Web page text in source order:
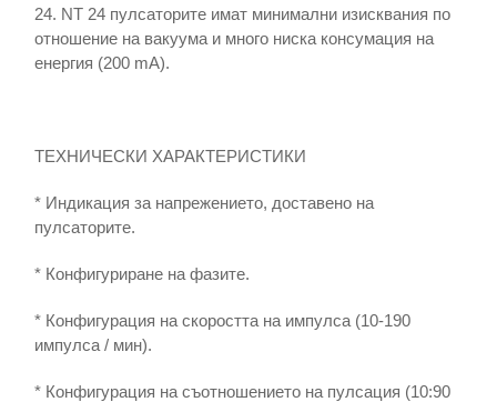
24. NT 24 пулсаторите имат минимални изисквания по
отношение на вакуума и много ниска консумация на
енергия (200 mA).
ТЕХНИЧЕСКИ ХАРАКТЕРИСТИКИ
* Индикация за напрежението, доставено на
пулсаторите.
* Конфигуриране на фазите.
* Конфигурация на скоростта на импулса (10-190
импулса / мин).
* Конфигурация на съотношението на пулсация (10:90